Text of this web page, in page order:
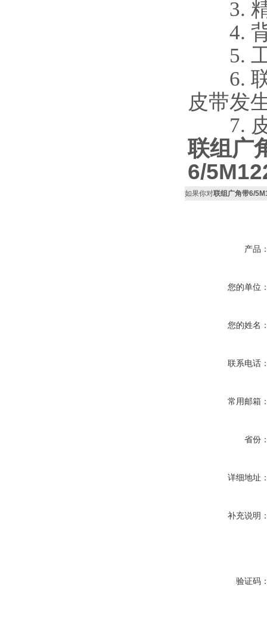
3. 精
4. 背
5. 工
6. 联
皮带发
7. 皮
联组广
6/
如果你对联组广角带6/
产品
您的单位
您的姓名
联系电话
常用邮箱
省份
详细地址
补充说明
验证码